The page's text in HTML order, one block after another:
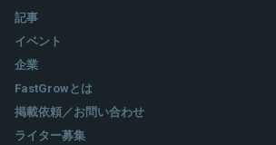
記事
イベント
企業
FastGrowとは
掲載依頼／お問い合わせ
ライター募集